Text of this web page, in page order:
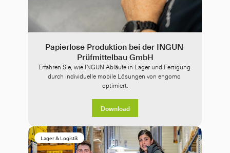
Papierlose Produktion bei der INGUN
Prüfmittelbau GmbH
Erfahren Sie, wie INGUN Abläufe in Lager und Fertigung
durch individuelle mobile Lösungen von engomo
optimiert.
Download
Lager & Logistik